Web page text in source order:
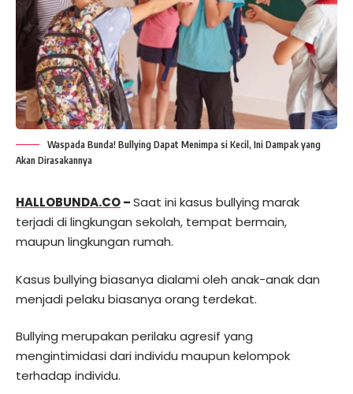
Waspada Bunda! Bullying Dapat Menimpa si Kecil, Ini Dampak yang
Akan Dirasakannya
HALLOBUNDA.CO–Saat ini kasus bullying marak
terjadi di lingkungan sekolah, tempat bermain,
maupun lingkungan rumah.
Kasus bullying biasanya dialami oleh anak-anak dan
menjadi pelaku biasanya orang terdekat.
Bullying merupakan perilaku agresif yang
mengintimidasi dari individu maupun kelompok
terhadap individu.